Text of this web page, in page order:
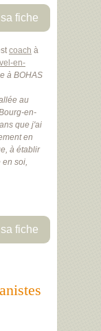
fiche
coach à
en-
à BOHAS
au
en-
que j'ai
en
à établir
en soi,
fiche